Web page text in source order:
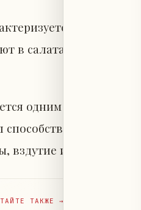
более
в салатах, соусах,
одним из
способствует
вздутие и боли в
ТАКЖЕ →